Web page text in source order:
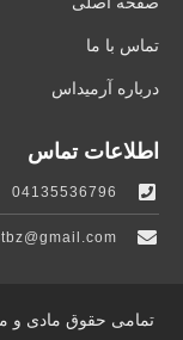
تماس با ما
درباره آرمیداس
اطلاعات تماس
04135536796
تمامی حقوق مادی و